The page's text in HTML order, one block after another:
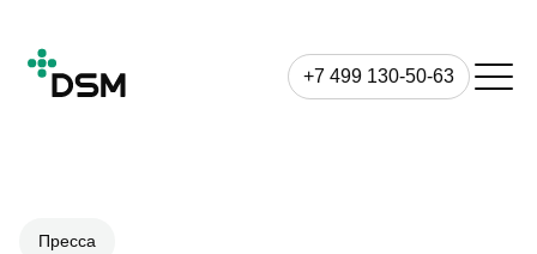
+7 499 130-50-63
Пресса